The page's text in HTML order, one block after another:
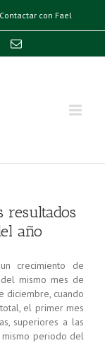
Contactar con Fael
resultados
año
crecimiento de
mismo mes de
diciembre, cuando
el primer mes
superiores a las
mismo periodo del